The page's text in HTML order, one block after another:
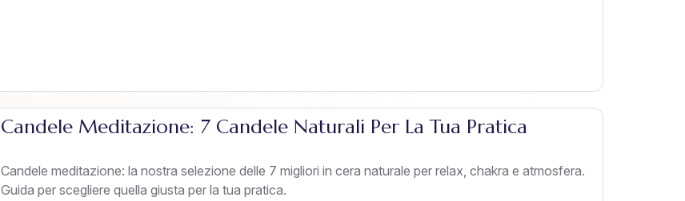
Candele Meditazione: 7 Candele Naturali Per La Tua Pratica
Candele meditazione: la nostra selezione delle 7 migliori in cera naturale per relax, chakra e atmosfera.
Guida per scegliere quella giusta per la tua pratica.